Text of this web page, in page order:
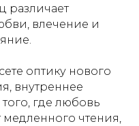
различает
влечение и
оптику нового
внутреннее
где любовь
медленного чтения,